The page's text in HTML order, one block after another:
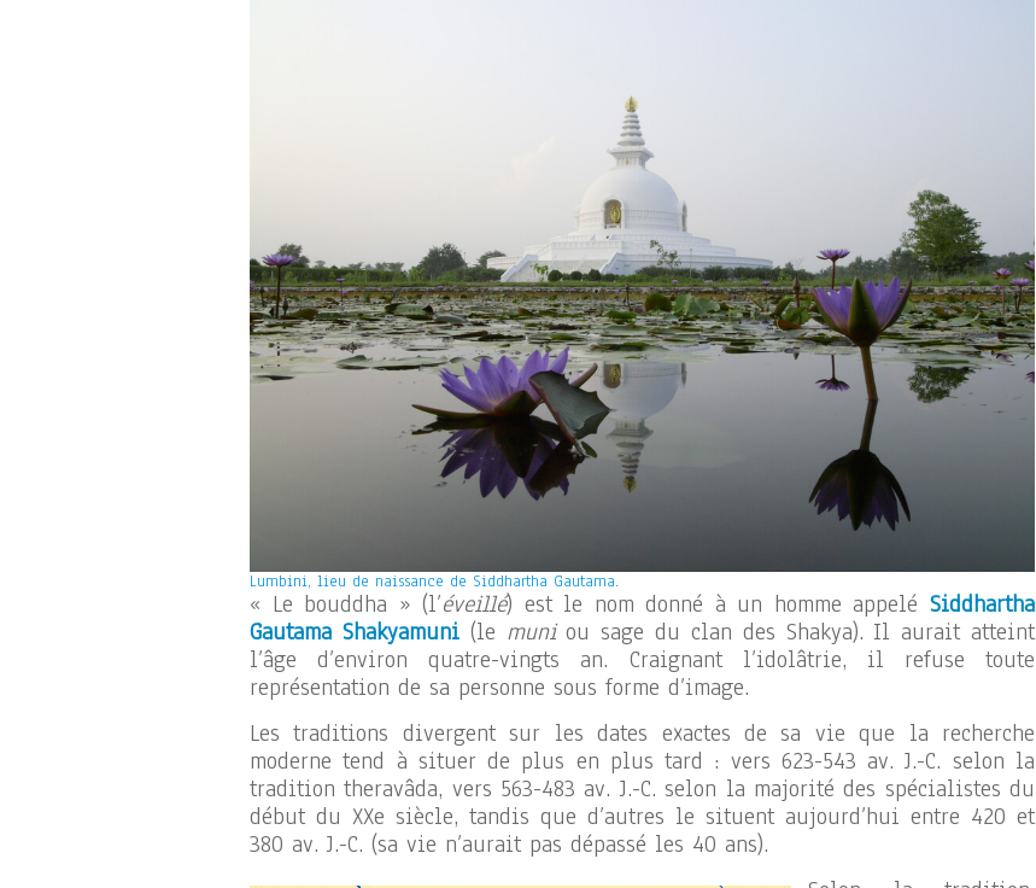
Lumbini, lieu de naissance de Siddhartha Gautama.
« Le bouddha » (l’éveillé) est le nom donné à un homme appeléSiddhartha
Gautama Shakyamuni(le muniou sage du clan des Shakya). Il aurait atteint
l’âge d’environ quatre-vingts an. Craignant l’idolâtrie, il refuse toute
représentation de sa personne sous forme d’image.
Les traditions divergent sur les dates exactes de sa vie que la recherche
moderne tend à situer de plus en plus tard : vers 623-543 av. J.-C. selon la
tradition theravâda, vers 563-483 av. J.-C. selon la majorité des spécialistes du
début du XXe siècle, tandis que d’autres le situent aujourd’hui entre 420 et
380 av. J.-C. (sa vie n’aurait pas dépassé les 40 ans).